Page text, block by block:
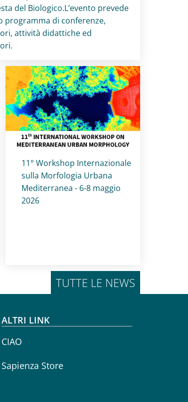
del Biologico.L’evento prevede
programma di conferenze,
attività didattiche ed
Titolo card:
11° Workshop Internazionale
sulla Morfologia Urbana
Mediterranea - 6-8 maggio
2026
TUTTE LE NEWS
ALTRI LINK
CIAO
Sapienza Store